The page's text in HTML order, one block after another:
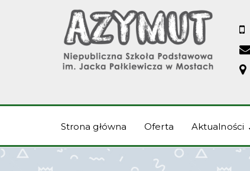
Strona główna Oferta Aktualności